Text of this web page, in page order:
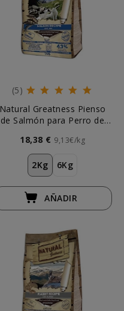
(5)
Natural Greatness Pienso
de Salmón para Perro de
18,38 € 9,13€/kg
2Kg 6Kg
AÑADIR